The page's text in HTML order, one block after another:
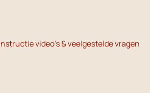
video's & veelgestelde vragen